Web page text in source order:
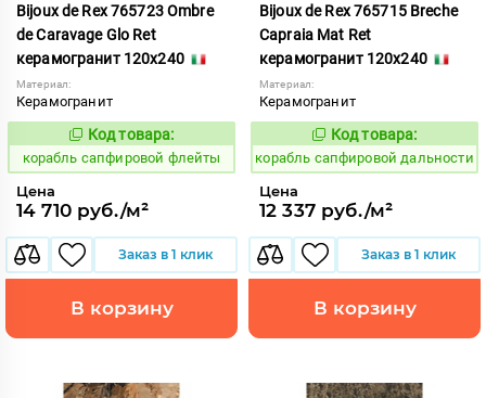
Bijoux de Rex 765723 Ombre
de Caravage Glo Ret
керамогранит 120x240
Материал:
Керамогранит
775866
Код товара:
корабль сапфировой флейты
Цена
14 710 руб./м²
Заказ в 1 клик
В корзину
Bijoux de Rex 765715 Breche
Capraia Mat Ret
керамогранит 120x240
Материал:
Керамогранит
775871
Код товара:
корабль сапфировой дальности
Цена
12 337 руб./м²
Заказ в 1 клик
В корзину